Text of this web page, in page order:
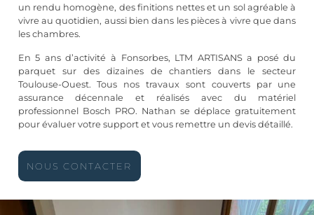
un rendu homogène, des finitions nettes et un sol agréable à
vivre au quotidien, aussi bien dans les pièces à vivre que dans
les chambres.
En 5 ans d’activité à Fonsorbes, LTM ARTISANS a posé du
parquet sur des dizaines de chantiers dans le secteur
Toulouse-Ouest. Tous nos travaux sont couverts par une
assurance décennale et réalisés avec du matériel
professionnel Bosch PRO. Nathan se déplace gratuitement
pour évaluer votre support et vous remettre un devis détaillé.
NOUS CONTACTER